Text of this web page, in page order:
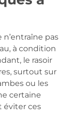
n’entraîne pas
à condition
le rasoir
surtout sur
ou les
certaine
éviter ces